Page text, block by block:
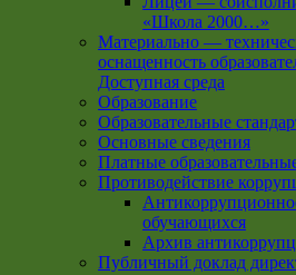
«Школа 2000…»
Материально —
оснащенность
Доступная среда
Образование
Образовательные
Основные сведения
Платные
Противодействие
обучающихся
Архив
Публичный доклад